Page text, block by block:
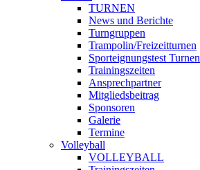
TURNEN
News und Berichte
Turngruppen
Trampolin/Freizeitturnen
Sporteignungstest Turnen
Trainingszeiten
Ansprechpartner
Mitgliedsbeitrag
Sponsoren
Galerie
Termine
Volleyball
VOLLEYBALL